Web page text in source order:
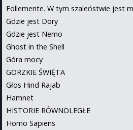
Follemente. W tym szaleństwie jest
Gdzie jest Dory
Gdzie jest Nemo
Ghost in the Shell
Góra mocy
GORZKIE ŚWIĘTA
Głos Hind Rajab
Hamnet
HISTORIE RÓWNOLEGŁE
Homo Sapiens